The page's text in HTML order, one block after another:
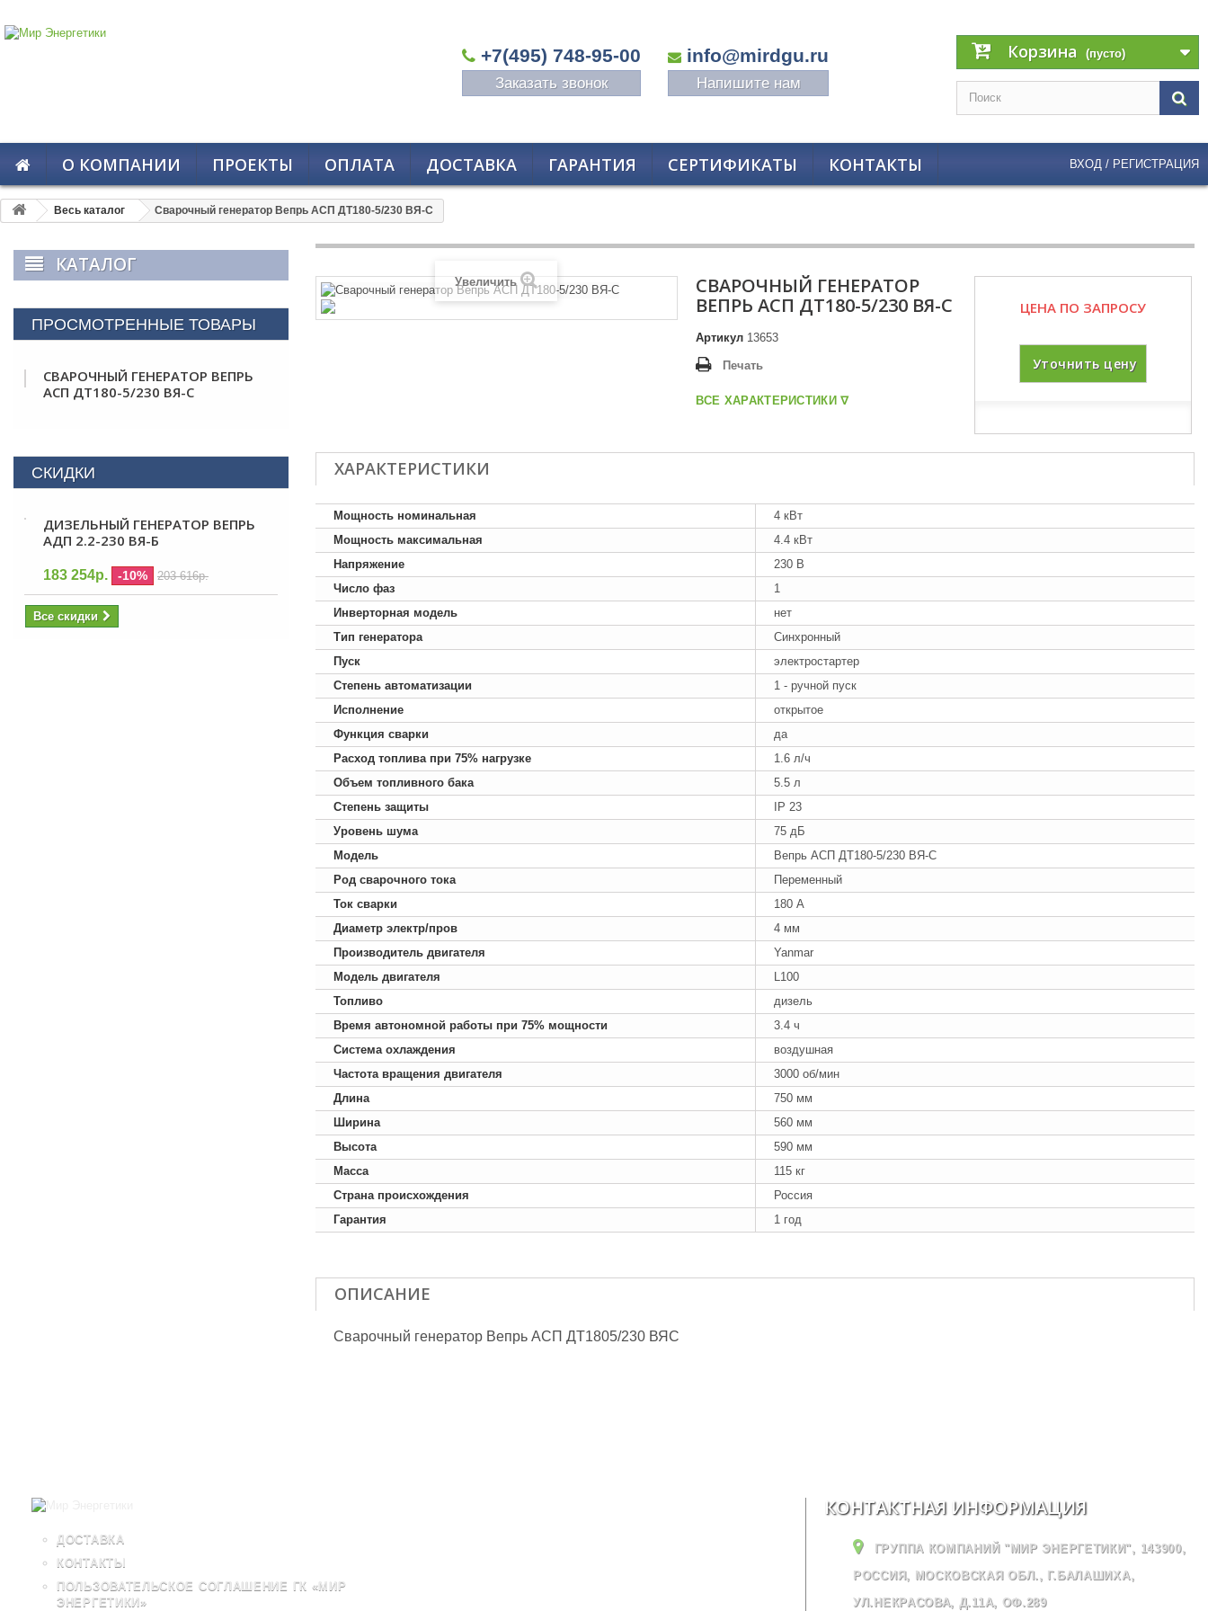
+7(495) 748-95-00 info@mirdgu.ru
Заказать звонок Напишите нам
Корзина (пусто)
О КОМПАНИИ ПРОЕКТЫ ОПЛАТА ДОСТАВКА ГАРАНТИЯ СЕРТИФИКАТЫ КОНТАКТЫ ВХОД / РЕГИСТРАЦИЯ
Весь каталог Сварочный генератор Вепрь АСП ДТ180-5/230 ВЯ-С
КАТАЛОГ
ПРОСМОТРЕННЫЕ ТОВАРЫ
СВАРОЧНЫЙ ГЕНЕРАТОР ВЕПРЬ
АСП ДТ180-5/230 ВЯ-С
СКИДКИ
ДИЗЕЛЬНЫЙ ГЕНЕРАТОР ВЕПРЬ
АДП 2.2-230 ВЯ-Б
183 254р. -10% 203 616р.
Все скидки
Увеличить
СВАРОЧНЫЙ ГЕНЕРАТОР
ВЕПРЬ АСП ДТ180-5/230 ВЯ-С
Артикул 13653
Печать
ВСЕ ХАРАКТЕРИСТИКИ ᐁ
ЦЕНА ПО ЗАПРОСУ
Уточнить цену
ХАРАКТЕРИСТИКИ
Мощность номинальная
4 кВт
Мощность максимальная
4.4 кВт
Напряжение
230 В
Число фаз
1
Инверторная модель
нет
Тип генератора
Синхронный
Пуск
электростартер
Степень автоматизации
1 - ручной пуск
Исполнение
открытое
Функция сварки
да
Расход топлива при 75% нагрузке
1.6 л/ч
Объем топливного бака
5.5 л
Степень защиты
IP 23
Уровень шума
75 дБ
Модель
Вепрь АСП ДТ180-5/230 ВЯ-С
Род сварочного тока
Переменный
Ток сварки
180 А
Диаметр электр/пров
4 мм
Производитель двигателя
Yanmar
Модель двигателя
L100
Топливо
дизель
Время автономной работы при 75% мощности
3.4 ч
Система охлаждения
воздушная
Частота вращения двигателя
3000 об/мин
Длина
750 мм
Ширина
560 мм
Высота
590 мм
Масса
115 кг
Страна происхождения
Россия
Гарантия
1 год
ОПИСАНИЕ
Сварочный генератор Вепрь АСП ДТ1805/230 ВЯС
ДОСТАВКА
КОНТАКТЫ
ПОЛЬЗОВАТЕЛЬСКОЕ СОГЛАШЕНИЕ ГК «МИР
ЭНЕРГЕТИКИ»
КОНТАКТНАЯ ИНФОРМАЦИЯ
ГРУППА КОМПАНИЙ "МИР ЭНЕРГЕТИКИ", 143900,
РОССИЯ, МОСКОВСКАЯ ОБЛ., Г.БАЛАШИХА,
УЛ.НЕКРАСОВА, Д.11А, ОФ.289